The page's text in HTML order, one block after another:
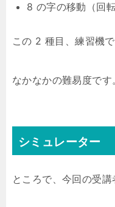
8 の字の移動（回転
この 2 種目、練習機
なかなかの難易度です
シミュレーター
ところで、今回の受講